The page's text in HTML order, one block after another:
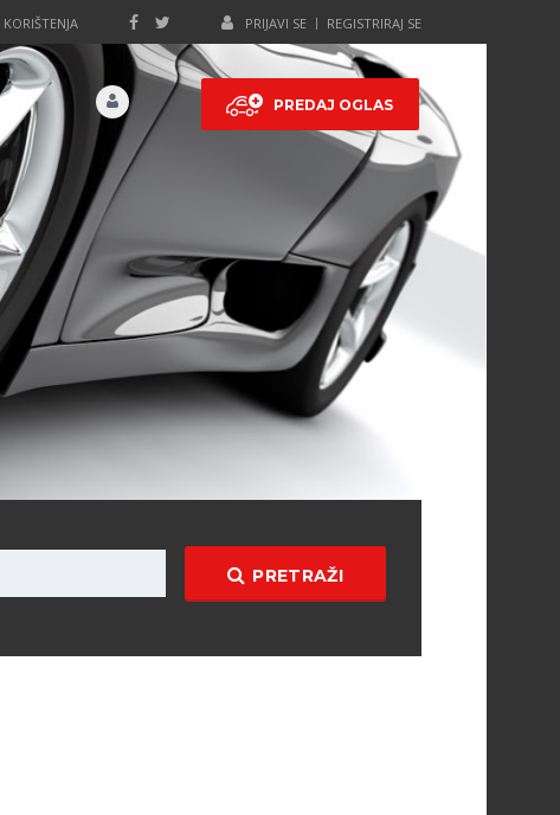
PRIJAVI SE REGISTRIRAJ SE
KORIŠTENJA
PREDAJ OGLAS
PRETRAŽI